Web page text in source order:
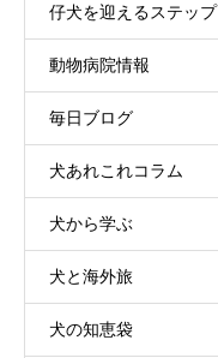
仔犬を迎えるステップ
動物病院情報
毎日ブログ
犬あれこれコラム
犬から学ぶ
犬と海外旅
犬の知恵袋